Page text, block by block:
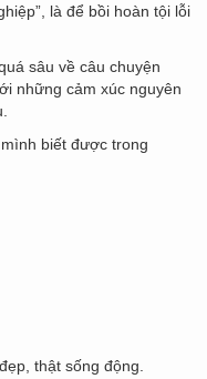
là để bồi hoàn tội lỗi
sâu về câu chuyện
những cảm xúc nguyên
biết được trong
thật sống động.